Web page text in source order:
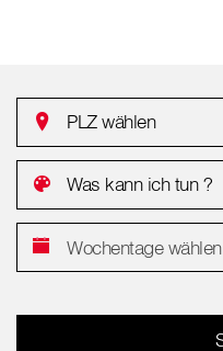
PLZ wählen
Was kann ich tun ?
Wochentage wählen